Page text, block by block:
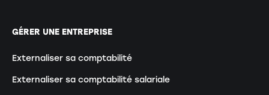
GÉRER UNE ENTREPRISE
Externaliser sa comptabilité
Externaliser sa comptabilité salariale